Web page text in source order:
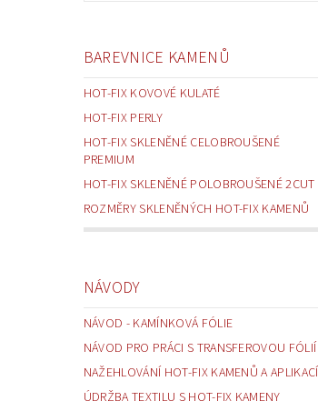
BAREVNICE KAMENŮ
HOT-FIX KOVOVÉ KULATÉ
HOT-FIX PERLY
HOT-FIX SKLENĚNÉ CELOBROUŠENÉ
PREMIUM
HOT-FIX SKLENĚNÉ POLOBROUŠENÉ 2CUT
ROZMĚRY SKLENĚNÝCH HOT-FIX KAMENŮ
NÁVODY
NÁVOD - KAMÍNKOVÁ FÓLIE
NÁVOD PRO PRÁCI S TRANSFEROVOU FÓLIÍ
NAŽEHLOVÁNÍ HOT-FIX KAMENŮ A APLIKACÍ
ÚDRŽBA TEXTILU S HOT-FIX KAMENY